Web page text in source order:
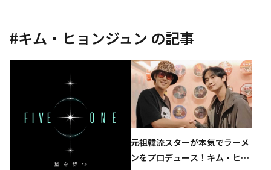
#キム・ヒョンジュン の記事
元祖韓流スターが本気でラーメ
ンをプロデュース！キム・ヒョ